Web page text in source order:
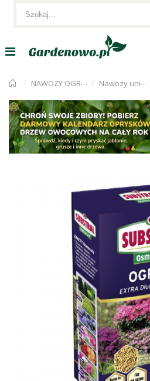
NAWOZY OGRODNICZE Nawozy uniwersalne